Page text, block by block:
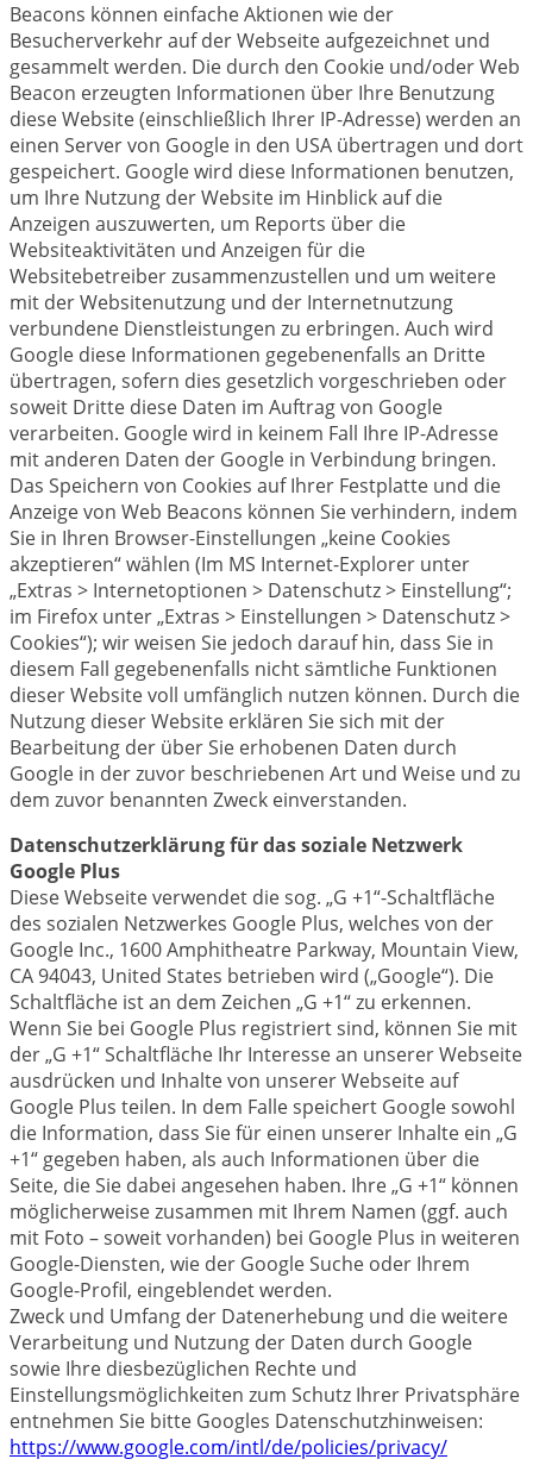
Beacons können einfache Aktionen wie der
Besucherverkehr auf der Webseite aufgezeichnet und
gesammelt werden. Die durch den Cookie und/oder Web
Beacon erzeugten Informationen über Ihre Benutzung
diese Website (einschließlich Ihrer IP-Adresse) werden an
einen Server von Google in den USA übertragen und dort
gespeichert. Google wird diese Informationen benutzen,
um Ihre Nutzung der Website im Hinblick auf die
Anzeigen auszuwerten, um Reports über die
Websiteaktivitäten und Anzeigen für die
Websitebetreiber zusammenzustellen und um weitere
mit der Websitenutzung und der Internetnutzung
verbundene Dienstleistungen zu erbringen. Auch wird
Google diese Informationen gegebenenfalls an Dritte
übertragen, sofern dies gesetzlich vorgeschrieben oder
soweit Dritte diese Daten im Auftrag von Google
verarbeiten. Google wird in keinem Fall Ihre IP-Adresse
mit anderen Daten der Google in Verbindung bringen.
Das Speichern von Cookies auf Ihrer Festplatte und die
Anzeige von Web Beacons können Sie verhindern, indem
Sie in Ihren Browser-Einstellungen „keine Cookies
akzeptieren“ wählen (Im MS Internet-Explorer unter
„Extras > Internetoptionen > Datenschutz > Einstellung“;
im Firefox unter „Extras > Einstellungen > Datenschutz >
Cookies“); wir weisen Sie jedoch darauf hin, dass Sie in
diesem Fall gegebenenfalls nicht sämtliche Funktionen
dieser Website voll umfänglich nutzen können. Durch die
Nutzung dieser Website erklären Sie sich mit der
Bearbeitung der über Sie erhobenen Daten durch
Google in der zuvor beschriebenen Art und Weise und zu
dem zuvor benannten Zweck einverstanden.
Datenschutzerklärung für das soziale Netzwerk
Google Plus
Diese Webseite verwendet die sog. „G +1“-Schaltfläche
des sozialen Netzwerkes Google Plus, welches von der
Google Inc., 1600 Amphitheatre Parkway, Mountain View,
CA 94043, United States betrieben wird („Google“). Die
Schaltfläche ist an dem Zeichen „G +1“ zu erkennen.
Wenn Sie bei Google Plus registriert sind, können Sie mit
der „G +1“ Schaltfläche Ihr Interesse an unserer Webseite
ausdrücken und Inhalte von unserer Webseite auf
Google Plus teilen. In dem Falle speichert Google sowohl
die Information, dass Sie für einen unserer Inhalte ein „G
+1“ gegeben haben, als auch Informationen über die
Seite, die Sie dabei angesehen haben. Ihre „G +1“ können
möglicherweise zusammen mit Ihrem Namen (ggf. auch
mit Foto – soweit vorhanden) bei Google Plus in weiteren
Google-Diensten, wie der Google Suche oder Ihrem
Google-Profil, eingeblendet werden.
Zweck und Umfang der Datenerhebung und die weitere
Verarbeitung und Nutzung der Daten durch Google
sowie Ihre diesbezüglichen Rechte und
Einstellungsmöglichkeiten zum Schutz Ihrer Privatsphäre
entnehmen Sie bitte Googles Datenschutzhinweisen:
https://www.google.com/intl/de/policies/privacy/